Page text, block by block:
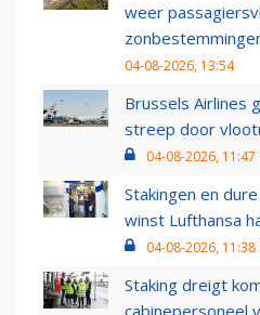
weer
04-08-2026, 13:54
Brussels Airlines
streep door
04-08-2026, 11:47
Stakingen en
winst Lufthansa
04-08-2026, 11:38
Staking dreigt